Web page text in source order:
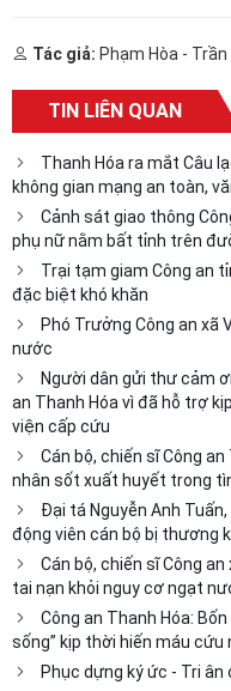
Tác giả: Phạm Hòa -
TIN LIÊN QUAN
Thanh Hóa ra mắt Câu
không gian mạng an toàn,
Cảnh sát giao thông
phụ nữ nằm bất tỉnh trên
Trại tạm giam Công an
đặc biệt khó khăn
Phó Trưởng Công an xã
nước
Người dân gửi thư cảm
an Thanh Hóa vì đã hỗ trợ
viện cấp cứu
Cán bộ, chiến sĩ Công
nhân sốt xuất huyết trong
Đại tá Nguyễn Anh
động viên cán bộ bị thương
Cán bộ, chiến sĩ Công
tai nạn khỏi nguy cơ ngạt
Công an Thanh Hóa:
sống” kịp thời hiến máu cứu
Phục dựng ký ức - Tri